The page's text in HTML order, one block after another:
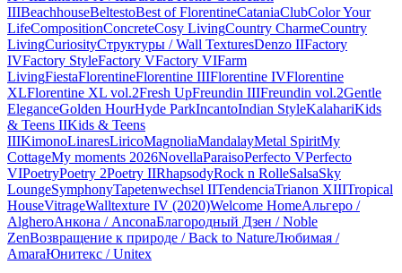
IIIBeachhouseBeltestoBest of FlorentineCataniaClubColor Your
LifeCompositionConcreteCosy LivingCountry CharmeCountry
LivingCuriosityCтруктуры / Wall TexturesDenzo IIFactory
IVFactory StyleFactory VFactory VIFarm
LivingFiestaFlorentineFlorentine IIIFlorentine IVFlorentine
XLFlorentine XL vol.2Fresh UpFreundin IIIFreundin vol.2Gentle
EleganceGolden HourHyde ParkIncantoIndian StyleKalahariKids
& Teens IIKids & Teens
IIIKimonoLinaresLiricoMagnoliaMandalayMetal SpiritMy
CottageMy moments 2026NovellaParaisoPerfecto VPerfecto
VIPoetryPoetry 2Poetry IIRhapsodyRock n RolleSalsaSky
LoungeSymphonyTapetenwechsel IITendenciaTrianon XIIITropical
HouseVitrageWalltexture IV (2020)Welcome HomeАльгеро /
AlgheroАнкона / AnconaБлагородный Дзен / Noble
ZenВозвращение к природе / Back to NatureЛюбимая /
AmaraЮнитекс / Unitex